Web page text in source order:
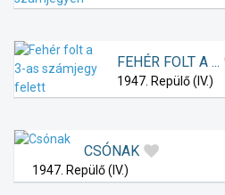
FEHÉR FOLT A ...
1947. Repülő (IV.)
CSÓNAK
1947. Repülő (IV.)